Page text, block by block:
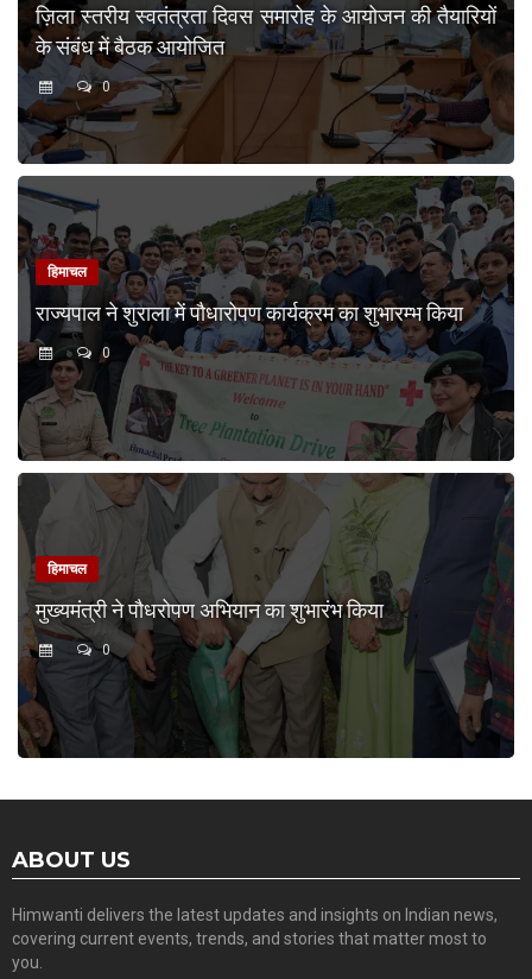
ज़िला स्तरीय स्वतंत्रता दिवस समारोह के आयोजन की तैयारियों
के संबंध में बैठक आयोजित
0
हिमाचल
राज्यपाल ने शुराला में पौधारोपण कार्यक्रम का शुभारम्भ किया
0
हिमाचल
मुख्यमंत्री ने पौधरोपण अभियान का शुभारंभ किया
0
ABOUT US
Himwanti delivers the latest updates and insights on Indian news,
covering current events, trends, and stories that matter most to
you.